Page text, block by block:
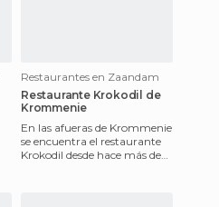
Restaurantes en Zaandam
Restaurante Krokodil de
Krommenie
En las afueras de Krommenie
se encuentra el restaurante
Krokodil desde hace más de